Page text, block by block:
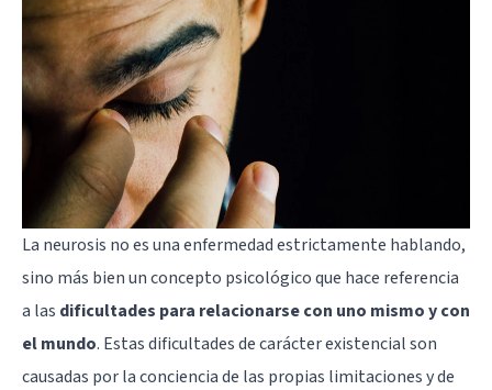
La neurosis no es una enfermedad estrictamente hablando,
sino más bien un concepto psicológico que hace referencia
a las dificultades para relacionarse con uno mismo y con
el mundo. Estas dificultades de carácter existencial son
causadas por la conciencia de las propias limitaciones y de